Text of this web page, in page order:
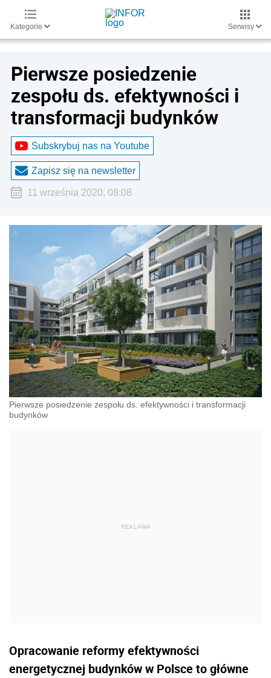
Kategorie Serwisy
Pierwsze posiedzenie
zespołu ds. efektywności i
transformacji budynków
Subskrybuj nas na Youtube
Zapisz się na newsletter
11 września 2020, 08:08
Pierwsze posiedzenie zespołu ds. efektywności i transformacji
budynków
Opracowanie reformy efektywności
energetycznej budynków w Polsce to główne